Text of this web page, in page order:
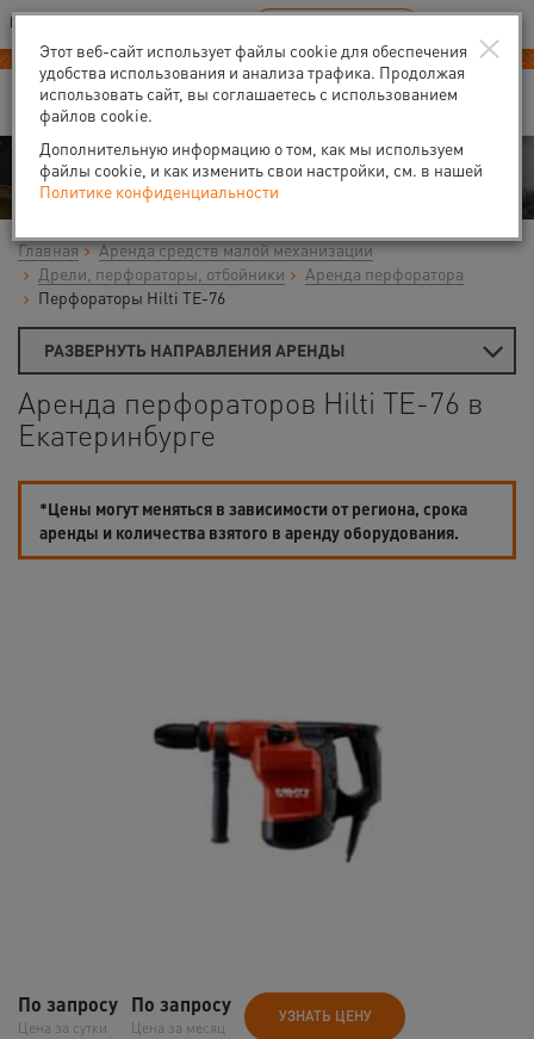
Ваш город:Екатеринбург
В Вашем регионе нет наших офисов RU EN
Аренда
Главная
Аренда средств малой механизации
Дрели, перфораторы, отбойники
Аренда перфоратора
Перфораторы Hilti TE-76
РАЗВЕРНУТЬ НАПРАВЛЕНИЯ АРЕНДЫ
Аренда перфораторов Hilti TE-76 в
Екатеринбурге
*Цены могут меняться в зависимости от региона, срока
аренды и количества взятого в аренду оборудования.
По запросу
Цена за сутки
По запросу
Цена за месяц
УЗНАТЬ ЦЕНУ
×
Этот веб-сайт использует файлы cookie для обеспечения
удобства использования и анализа трафика. Продолжая
использовать сайт, вы соглашаетесь с использованием
файлов cookie.
Дополнительную информацию о том, как мы используем
файлы cookie, и как изменить свои настройки, см. в нашей
Политике конфиденциальности